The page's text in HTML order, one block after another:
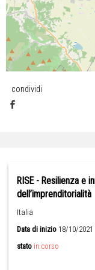
condividi
RISE - Resilienza e
dell’imprenditorialità
Italia
Data di inizio 18/10/2021
stato in corso